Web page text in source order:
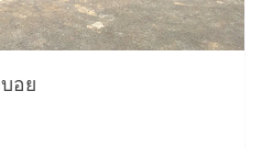
อย